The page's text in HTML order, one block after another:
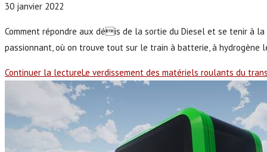
30 janvier 2022
Comment répondre aux déis de la sortie du Diesel et se tenir à
passionnant, où on trouve tout sur le train à batterie, à hydrogène
Continuer la lectureLe verdissement des matériels roulants du